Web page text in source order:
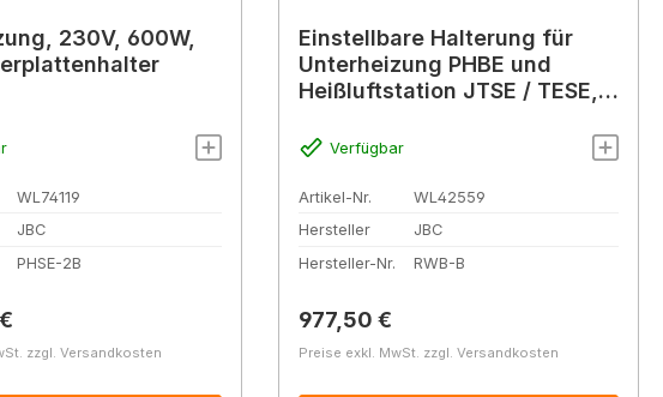
230V, 600W,
WL74119
JBC
PHSE-2B
zzgl. Versandkosten
Einstellbare Halterung für
Unterheizung PHBE und
Heißluftstation JTSE / TESE,
Verfügbar
Artikel-Nr.
WL42559
Hersteller
JBC
Hersteller-Nr.
RWB-B
Regulärer Preis:
977,50 €
Preise exkl. MwSt. zzgl. Versandkosten